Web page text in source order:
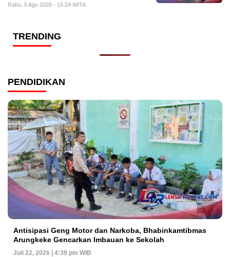
Rabu, 5 Agu 2026 - 15:24 WITA
TRENDING
PENDIDIKAN
Antisipasi Geng Motor dan Narkoba, Bhabinkamtibmas
Arungkeke Gencarkan Imbauan ke Sekolah
Juli 22, 2026 | 4:39 pm WIB